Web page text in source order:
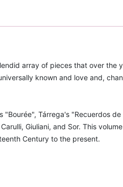
array of pieces that over the
known and love and,
Tárrega's "Recuerdos de
Giuliani, and Sor. This
Century to the present.